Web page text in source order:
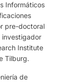
Informáticos
pre-doctoral
investigador
Institute
Tilburg.
de